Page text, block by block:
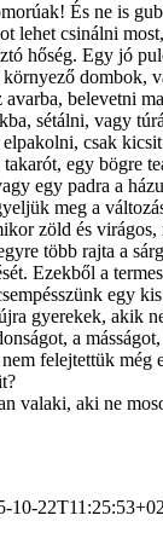
És ne is
lehet csinálni
hőség. Egy jó
dombok,
avarba, belevetni
sétálni, vagy
elpakolni, csak
egy bögre
egy padra a
meg a
zöld és virágos,
több rajta a
Ezekből a
egy
gyerekek, akik
a
felejtettük még
valaki, aki ne
10-